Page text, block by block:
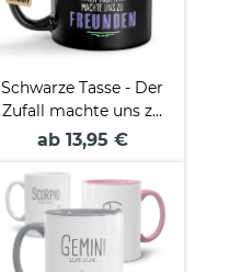
Schwarze Tasse - Der
Zufall machte uns zu
Kollegen - mit Name
ab 13,95 €